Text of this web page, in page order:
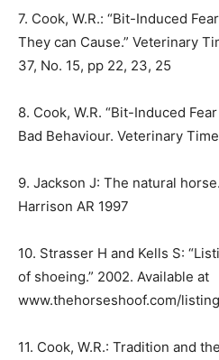
7. Cook, W.R.: “Bit-Induced
They can Cause.” Veterinary
37, No. 15, pp 22, 23, 25
8. Cook, W.R. “Bit-Induced
Bad Behaviour. Veterinary
9. Jackson J: The natural
Harrison AR 1997
10. Strasser H and Kells S:
of shoeing.” 2002. Available at
www.thehorseshoof.com/
11. Cook, W.R.: Tradition and